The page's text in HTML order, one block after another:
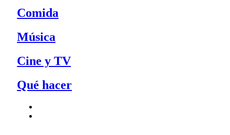
Comida
Música
Cine y TV
Qué hacer